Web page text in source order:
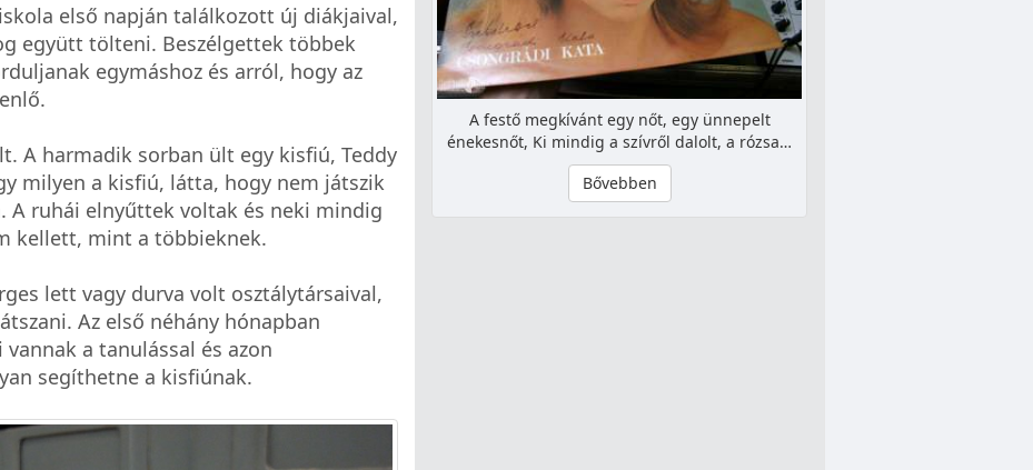
első napján találkozott új diákjaival,
együtt tölteni. Beszélgettek többek
egymáshoz és arról, hogy az
A harmadik sorban ült egy kisfiú, Teddy
milyen a kisfiú, látta, hogy nem játszik
A ruhái elnyűttek voltak és neki mindig
kellett, mint a többieknek.
lett vagy durva volt osztálytársaival,
Az első néhány hónapban
a tanulással és azon
segíthetne a kisfiúnak.
A festő megkívánt egy nőt, egy ünnepelt
énekesnőt, Ki mindig a szívről dalolt, a rózsa…
Bővebben